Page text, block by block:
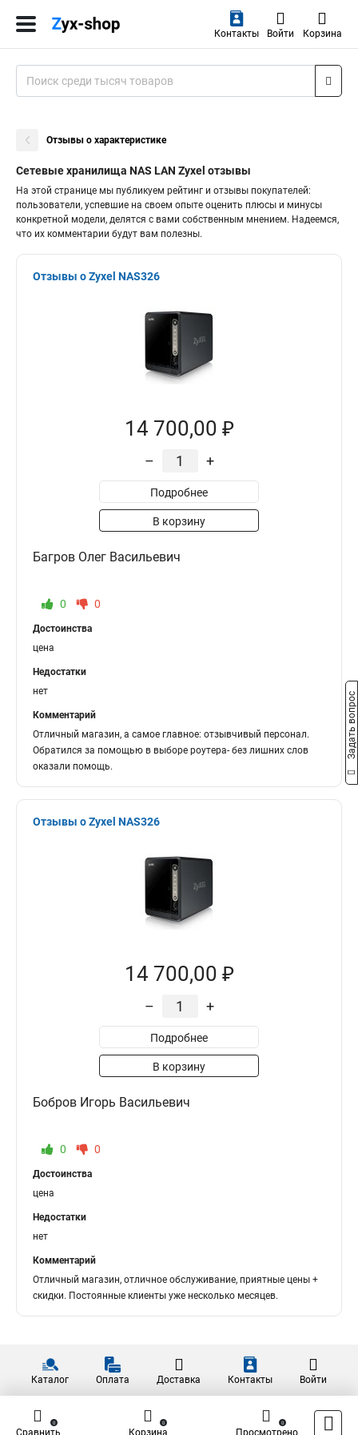
Контакты Войти Корзина
Отзывы о характеристике
Сетевые хранилища NAS LAN Zyxel отзывы
На этой странице мы публикуем рейтинг и отзывы покупателей:
пользователи, успевшие на своем опыте оценить плюсы и минусы
конкретной модели, делятся с вами собственным мнением. Надеемся,
что их комментарии будут вам полезны.
Отзывы о Zyxel NAS326
14 700,00 ₽
– +
Подробнее
В корзину
Багров Олег Васильевич
0 0
Достоинства
цена
Недостатки
нет
Комментарий
Отличный магазин, а самое главное: отзывчивый персонал.
Обратился за помощью в выборе роутера- без лишних слов
оказали помощь.
Отзывы о Zyxel NAS326
14 700,00 ₽
– +
Подробнее
В корзину
Бобров Игорь Васильевич
0 0
Достоинства
цена
Недостатки
нет
Комментарий
Отличный магазин, отличное обслуживание, приятные цены +
скидки. Постоянные клиенты уже несколько месяцев.
Каталог Оплата Доставка Контакты Войти
Сравнить
0
Корзина
0
Просмотрено
0
Задать вопрос